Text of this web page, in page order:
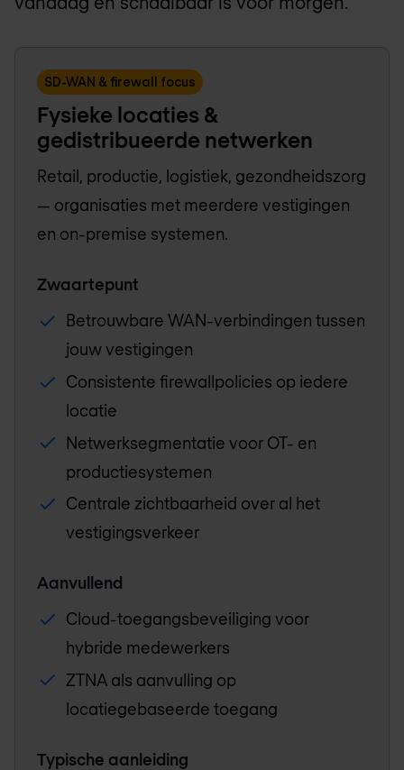
SD-WAN & firewall focus
Fysieke locaties &
gedistribueerde netwerken
Retail, productie, logistiek, gezondheidszorg
— organisaties met meerdere vestigingen
en on-premise systemen.
Zwaartepunt
Betrouwbare WAN-verbindingen tussen
jouw vestigingen
Consistente firewallpolicies op iedere
locatie
Netwerksegmentatie voor OT- en
productiesystemen
Centrale zichtbaarheid over al het
vestigingsverkeer
Aanvullend
Cloud-toegangsbeveiliging voor
hybride medewerkers
ZTNA als aanvulling op
locatiegebaseerde toegang
Typische aanleiding